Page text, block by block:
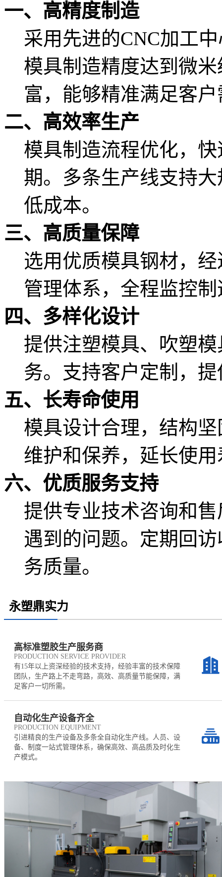
一、高精度制造
采用先进的CNC加工
模具制造精度达到微
富，能够精准满足客
二、高效率生产
模具制造流程优化，
期。多条生产线支持
低成本。
三、高质量保障
选用优质模具钢材，
管理体系，全程监控
四、多样化设计
提供注塑模具、吹塑
务。支持客户定制，
五、长寿命使用
模具设计合理，结构
维护和保养，延长使
六、优质服务支持
提供专业技术咨询和
遇到的问题。定期回
务质量。
永塑鼎实力
高标准塑胶生产服务商
PRODUCTION SERVICE PROVIDER
有15年以上资深经验的技术支持，经验丰富的技术保障
团队，生产路上不走弯路，高效、高质量节能保障，满
足客户一切所需。
自动化生产设备齐全
PRODUCTION EQUIPMENT
引进精良的生产设备及多条全自动化生产线。人员、设
备、制度一站式管理体系，确保高效、高品质及时化生
产模式。